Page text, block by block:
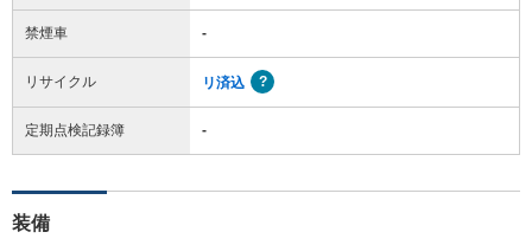
禁煙車 -
リサイクル リ済込
定期点検記録簿 -
装備